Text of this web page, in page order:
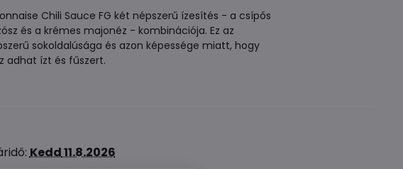
Chili Sauce FG két népszerű ízesítés - a csípős
és a krémes majonéz - kombinációja. Ez az
sokoldalúsága és azon képessége miatt, hogy
adhat ízt és fűszert.
Kedd11.8.2026